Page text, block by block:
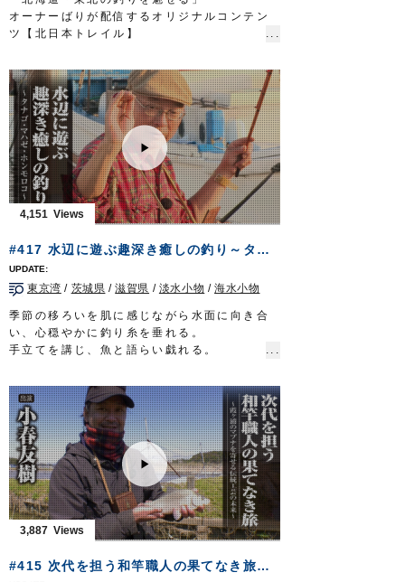
オーナーばりwebsite
http://www.owner.co.jp
オーナーばりが配信するオリジナルコンテン
ツ【北日本トレイル】
り。
刺身サイズの特大マハゼが釣れることで知ら
れるこのエリアを、同所に精通されている上
州屋新仙台泉店スタッフ鈴木栄樹さんに解説
していただきました。
弊社東北地区担当の赤沼も和気あいあいの同
行釣行。
丁寧な解説をいただきながらの動画は、繊細
かつ小気味良いハゼならではの釣趣を魅せて
くれる内容となっています。
上州屋新仙台泉店様
上州屋仙台宮城野店様
■使用アイテム
お手軽城 キス・ハゼ
OWNERMOVIE
http://ownertv.jp/
オーナーばりwebsite
http://www.owner.co.jp
4,151
#417 水辺に遊ぶ趣深き癒しの釣り～タナゴ・マハゼ・ホンモロコ～
東京湾 / 茨城県 /滋賀県 / 淡水小物 /海水小物
季節の移ろいを肌に感じながら水面に向き合
い、心穏やかに釣り糸を垂れる。
手立てを講じ、魚と語らい戯れる。
する太公望に…
今一度、伝統に彩られた風情溢れる癒しの釣
りをお届けする。
タックル（タナゴ）
竿：タナゴ竿 8寸節 10本継（4本継で使用）
道糸：ナイロン 1.25号
ハリス：たなごハリス 紅葉
目印：たなご小丸目印
ハリ：魅玄タナゴ／三腰（鈎先加工）
タックル（干潟マハゼ）
道糸：1～1.2号
3,887
#415 次代を担う和竿職人の果てなき旅～霞ヶ浦のマブナを寄せる伝統工芸の未来～